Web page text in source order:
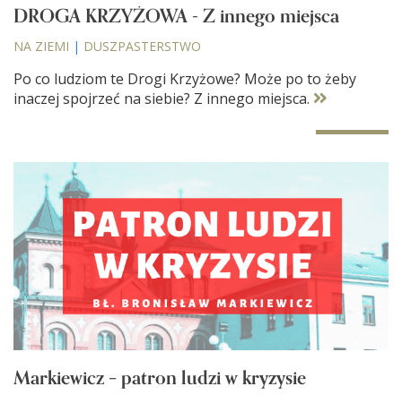
DROGA KRZYŻOWA - Z innego miejsca
NA ZIEMI | DUSZPASTERSTWO
Po co ludziom te Drogi Krzyżowe? Może po to żeby
inaczej spojrzeć na siebie? Z innego miejsca.
Markiewicz – patron ludzi w kryzysie